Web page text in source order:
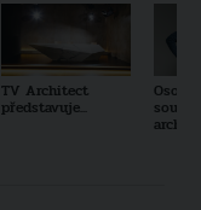
TV Architect
představuje...